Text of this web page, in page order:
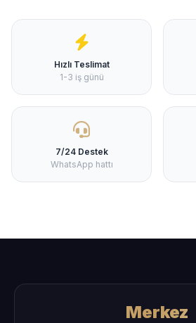
Hızlı Teslimat
1-3 iş günü
7/24 Destek
WhatsApp hattı
Merkez